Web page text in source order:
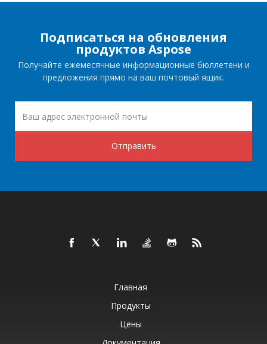
Подписаться на обновления
продуктов Aspose
Получайте ежемесячные информационные бюллетени и
предложения прямо на ваш почтовый ящик.
Отправить
Главная
Продукты
Цены